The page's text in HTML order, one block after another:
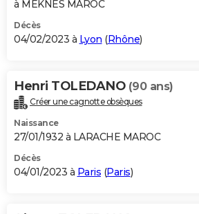
à MEKNES MAROC
Décès
04/02/2023 à Lyon (Rhône)
Henri TOLEDANO (90 ans)
Créer une cagnotte obsèques
Naissance
27/01/1932 à LARACHE MAROC
Décès
04/01/2023 à Paris (Paris)